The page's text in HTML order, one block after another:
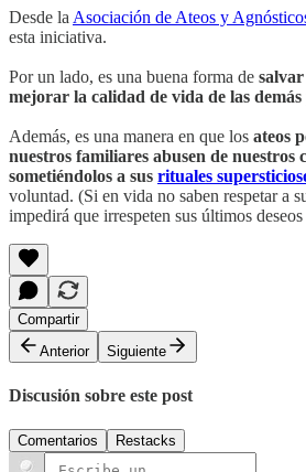
Desde la Asociación de Ateos y
esta iniciativa.
Por un lado, es una buena forma de
mejorar la calidad de vida de las demás
Además, es una manera en que los ateos
nuestros familiares abusen de nuestros
sometiéndolos a sus rituales
voluntad. (Si en vida no saben respetar a
impedirá que irrespeten sus últimos
Compartir
Anterior
Siguiente
Discusión sobre este post
Comentarios Restacks